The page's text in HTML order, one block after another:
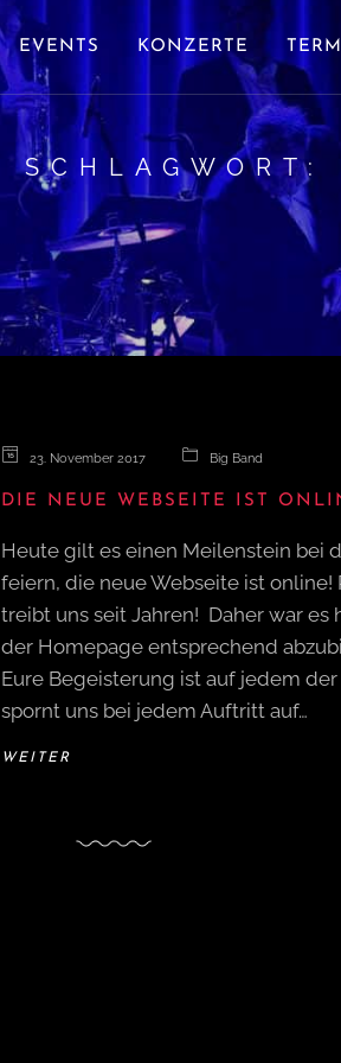
EVENTS KONZERTE
SCHLAGWORT:
23. November 2017 Big Band
DIE NEUE WEBSEITE IST
Heute gilt es einen Meilenstein bei
feiern, die neue Webseite ist online!
treibt uns seit Jahren! Daher war es
der Homepage entsprechend
Eure Begeisterung ist auf jedem
spornt uns bei jedem Auftritt auf…
WEITER